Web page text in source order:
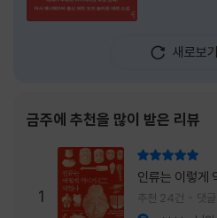
넘어가 있었
애니메이션
선명하게 그
이 뒤따라왔다. 감출 수 없는 세계는 더 다
까 「등껍질」의 세계에서 사람들은 저마다 다른
등껍질을 달
사람을 표현
새로보기
금주에 추천을 많이 받은 리뷰
1
인류는 이렇게 역사가
역사가 되었나>
추천 24건 댓